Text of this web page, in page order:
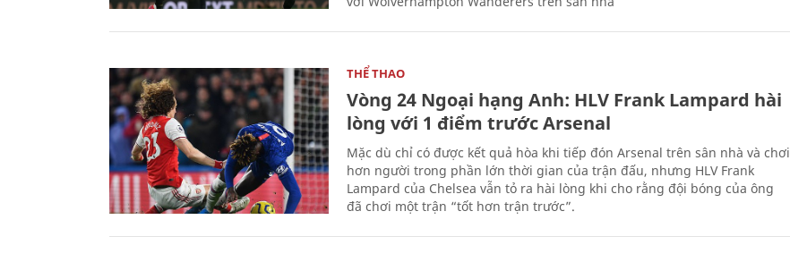
THỂ THAO
Vòng 24 Ngoại hạng Anh: HLV Frank Lampard hài
lòng với 1 điểm trước Arsenal
Mặc dù chỉ có được kết quả hòa khi tiếp đón Arsenal trên sân nhà và chơi
hơn người trong phần lớn thời gian của trận đấu, nhưng HLV Frank
Lampard của Chelsea vẫn tỏ ra hài lòng khi cho rằng đội bóng của ông
đã chơi một trận “tốt hơn trận trước”.